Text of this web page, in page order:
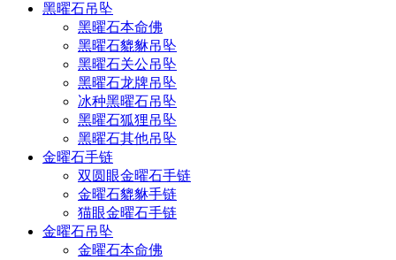
黑曜石吊坠
黑曜石本命佛
黑曜石貔貅吊坠
黑曜石关公吊坠
黑曜石龙牌吊坠
冰种黑曜石吊坠
黑曜石狐狸吊坠
黑曜石其他吊坠
金曜石手链
双圆眼金曜石手链
金曜石貔貅手链
猫眼金曜石手链
金曜石吊坠
金曜石本命佛